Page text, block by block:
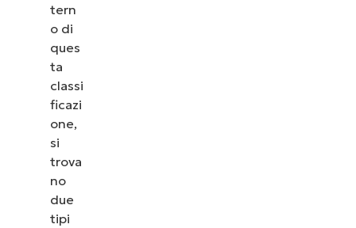
tern
o di
ques
ta
classi
ficazi
one,
si
trova
no
due
tipi